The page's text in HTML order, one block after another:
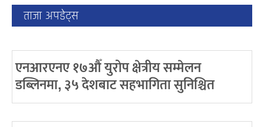
ताजा अपडेट्स
एनआरएनए १७औँ युरोप क्षेत्रीय सम्मेलन
डब्लिनमा, ३५ देशबाट सहभागिता सुनिश्चित